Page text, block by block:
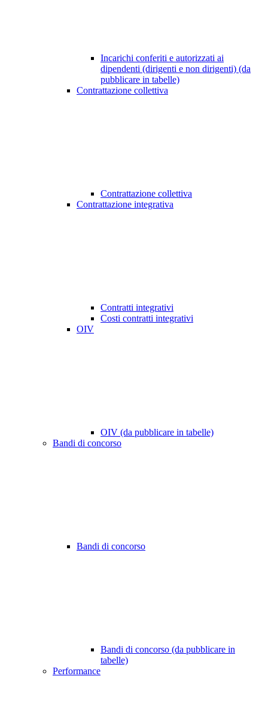
Incarichi conferiti e autorizzati ai
dipendenti (dirigenti e non dirigenti) (da
pubblicare in tabelle)
Contrattazione collettiva
Contrattazione collettiva
Contrattazione integrativa
Contratti integrativi
Costi contratti integrativi
OIV
OIV (da pubblicare in tabelle)
Bandi di concorso
Bandi di concorso
Bandi di concorso (da pubblicare in
tabelle)
Performance